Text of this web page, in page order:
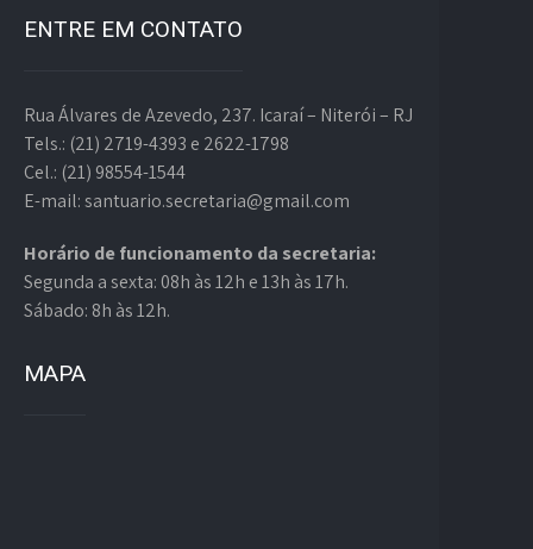
ENTRE EM CONTATO
Rua Álvares de Azevedo, 237. Icaraí – Niterói – RJ
Tels.: (21) 2719-4393 e 2622-1798
Cel.: (21) 98554-1544
E-mail: santuario.secretaria@gmail.com
Horário de funcionamento da secretaria:
Segunda a sexta: 08h às 12h e 13h às 17h.
Sábado: 8h às 12h.
MAPA